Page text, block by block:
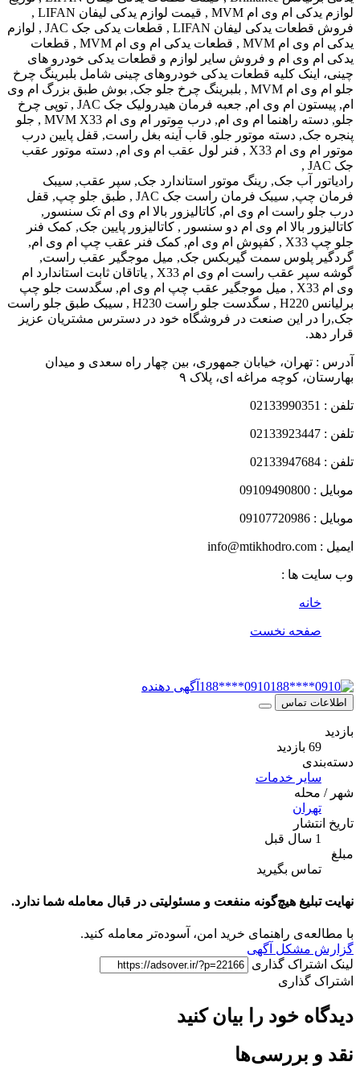
لوازم یدکی ام وی ام MVM , قیمت لوازم یدکی لیفان LIFAN ,
فروش قطعات یدکی لیفان LIFAN , قطعات یدکی جک JAC , لوازم
یدکی ام وی ام MVM , قطعات یدکی ام وی ام MVM , قطعات
وی ام و فروش سایر لوازم و قطعات یدکی خودرو های
کلیه قطعات یدکی خودروهای چینی شامل بلبرینگ چرخ
جلو ام وی ام MVM , بلبرینگ چرخ جلو جک, بوش طبق بزرگ ام وی
ام, پیستون ام وی ام, جعبه فرمان هیدرولیک جک JAC , توپی چرخ
جلو, دسته راهنما ام وی ام, درب موتور ام وی ام MVM X33 , جلو
دسته موتور جلو, قاب آینه بغل راست, قفل پایین درب
موتور ام وی ام X33 , فنر لول عقب ام وی ام, دسته موتور عقب
آب جک, رینگ موتور استاندارد جک, سپر عقب, سیبک
فرمان چپ, سیبک فرمان راست جک JAC , طبق جلو چپ, قفل
ام وی ام, کاتالیزور بالا ام وی ام تک سنسور,
بالا ام وی ام دو سنسور , کاتالیزور پایین جک, کمک فنر
جلو چپ X33 , کفپوش ام وی ام, کمک فنر عقب چپ ام وی ام,
پلوس سمت گیربکس جک, میل موجگیر عقب راست,
گوشه سپر عقب راست ام وی ام X33 , یاتاقان ثابت استاندارد ام
وی ام X33 , میل موجگیر عقب چپ ام وی ام, سگدست جلو چپ
برلیانس H220 , سگدست جلو راست H230 , سیبک طبق جلو راست
این صنعت در فروشگاه خود در دسترس مشتریان عزیز
خیابان جمهوری، بین چهار راه سعدی و میدان
کوچه مراغه ای، پلاک ٩
ها :
نخست
0910****188 آگهی دهنده
تماس
خدمات
بگیرید
هیچ‌گونه منفعت و مسئولیتی در قبال معامله شما ندارد.
راهنمای خرید امن، آسوده‌تر معامله کنید.
آگهی
گذاری
خود را بیان کنید
بررسی‌ها